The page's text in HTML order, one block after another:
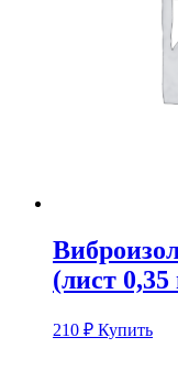
(лист
210 ₽ Купить